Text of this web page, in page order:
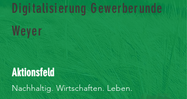
Digitalisierung Gewerberunde
Weyer
Aktionsfeld
Nachhaltig. Wirtschaften. Leben.